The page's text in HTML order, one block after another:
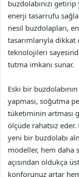
buzdolabınızı
enerji tasarrufu
nesil buzdolapları,
tasarımlarıyla
teknolojileri
tutma imkanı sunar.
Eski bir
yapması, soğutma
tüketiminin artması
ölçüde rahatsız
yeni bir buzdolabı
modeller, hem daha
açısından oldukça
konforunuz artar